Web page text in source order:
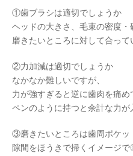
①歯ブラシは適切でしょうか
ヘッドの大きさ、毛束の密度・
磨きたいところに対して合っ
②力加減は適切でしょうか
なかなか難しいですが、
力が強すぎると逆に歯肉を痛め
ペンのように持つと余計な力が
③磨きたいところは歯周ポケッ
隙間をほうきで掃くイメージ